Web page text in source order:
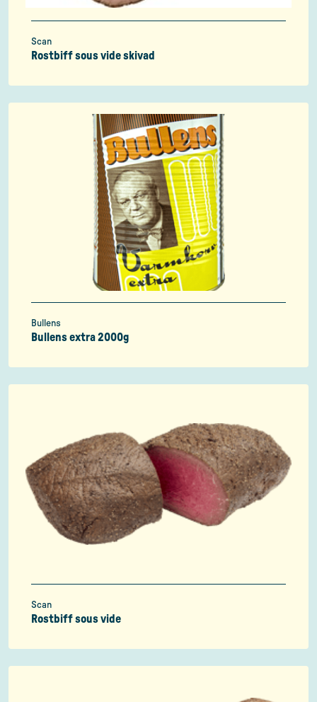
Scan
Rostbiff sous vide skivad
Bullens
Bullens extra 2000g
Scan
Rostbiff sous vide